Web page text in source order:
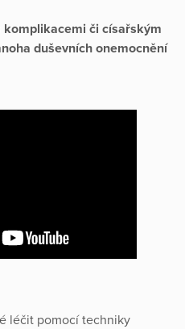
či císařským
duševních onemocnění
léčit pomocí techniky